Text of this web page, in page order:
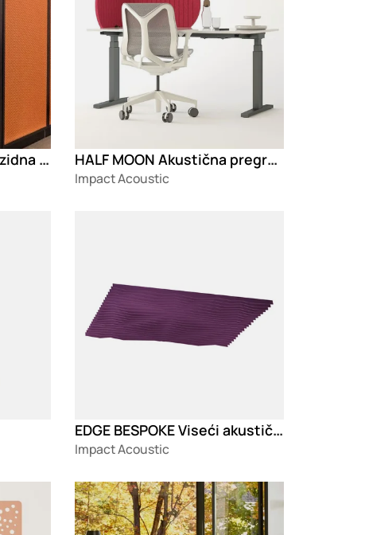
Progress Architecture zidna pletena mreža Aries OL P01415 HALF MOON Akustična pregrada za radni sto
Impact Acoustic
EDGE BESPOKE Viseći akustični baffle panel
Impact Acoustic
Loading